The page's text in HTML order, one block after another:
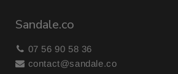
Sandale.co
07 56 90 58 36
contact@sandale.co